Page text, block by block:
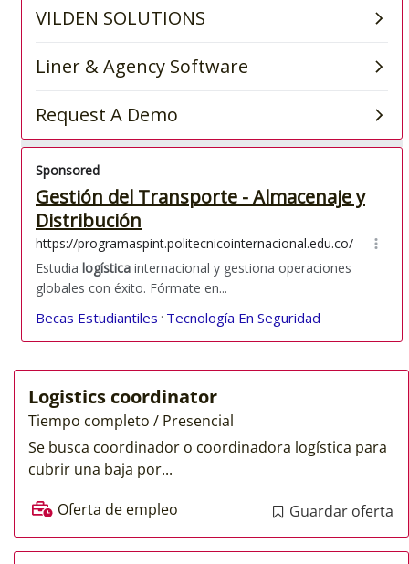
Logistics coordinator
Tiempo completo / Presencial
Se busca coordinador o coordinadora logística para
cubrir una baja por...
Oferta de empleo
Guardar oferta